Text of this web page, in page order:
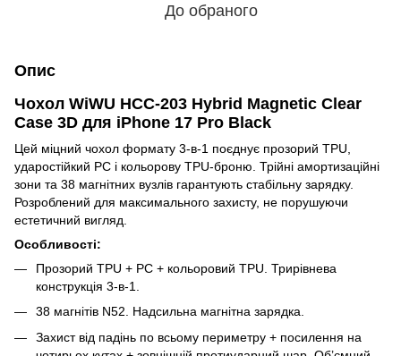
До обраного
Опис
Чохол WiWU HCC-203 Hybrid Magnetic Clear
Case 3D для iPhone 17 Pro Black
Цей міцний чохол формату 3-в-1 поєднує прозорий TPU,
ударостійкий PC і кольорову TPU-броню. Трійні амортизаційні
зони та 38 магнітних вузлів гарантують стабільну зарядку.
Розроблений для максимального захисту, не порушуючи
естетичний вигляд.
Особливості:
Прозорий TPU + PC + кольоровий TPU. Трирівнева
конструкція 3-в-1.
38 магнітів N52. Надсильна магнітна зарядка.
Захист від падінь по всьому периметру + посилення на